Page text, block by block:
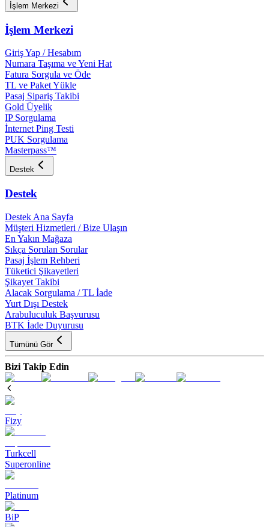
İşlem Merkezi
İşlem Merkezi
Giriş Yap / Hesabım
Numara Taşıma ve Yeni Hat
Fatura Sorgula ve Öde
TL ve Paket Yükle
Pasaj Sipariş Takibi
Gold Üyelik
IP Sorgulama
İnternet Ping Testi
PUK Sorgulama
Masterpass™
Destek
Destek
Destek Ana Sayfa
Müşteri Hizmetleri / Bize Ulaşın
En Yakın Mağaza
Sıkça Sorulan Sorular
Pasaj İşlem Rehberi
Tüketici Şikayetleri
Şikayet Takibi
Alacak Sorgulama / TL İade
Yurt Dışı Destek
Arabuluculuk Başvurusu
BTK İade Duyurusu
Tümünü Gör
Bizi Takip Edin
Fizy
Turkcell
Superonline
Platinum
BiP